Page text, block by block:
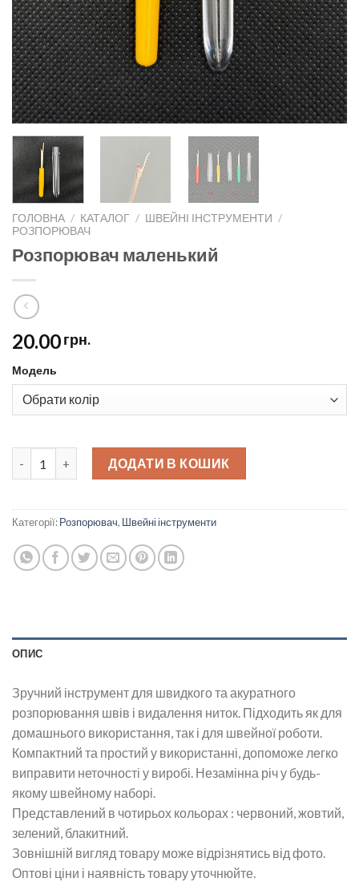
ГОЛОВНА / КАТАЛОГ / ШВЕЙНІ ІНСТРУМЕНТИ /
РОЗПОРЮВАЧ
Розпорювач маленький
20.00грн.
Модель
Розпорювач маленький quantity
ДОДАТИ В КОШИК
Категорії:Розпорювач, Швейні інструменти
ОПИС
Зручний інструмент для швидкого та акуратного
розпорювання швів і видалення ниток. Підходить як для
домашнього використання, так і для швейної роботи.
Компактний та простий у використанні, допоможе легко
виправити неточності у виробі. Незамінна річ у будь-
якому швейному наборі.
Представлений в чотирьох кольорах : червоний, жовтий,
зелений, блакитний.
Зовнішній вигляд товару може відрізнятись від фото.
Оптові ціни і наявність товару уточнюйте.